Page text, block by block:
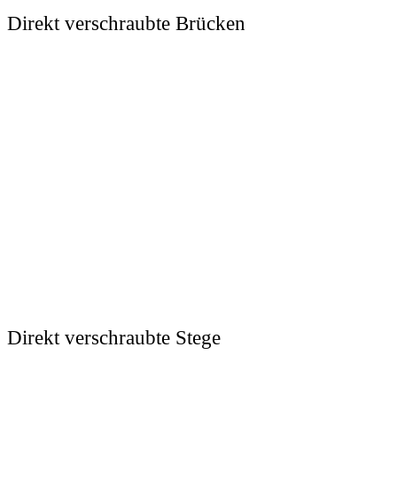
Direkt verschraubte Brücken
Direkt verschraubte Stege